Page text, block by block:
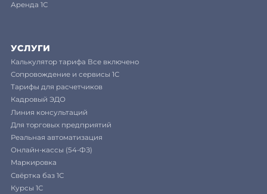
Аренда 1С
УСЛУГИ
Калькулятор тарифа Все включено
Сопровождение и сервисы 1С
Тарифы для расчетчиков
Кадровый ЭДО
Линия консультаций
Для торговых предприятий
Реальная автоматизация
Онлайн-кассы (54-ФЗ)
Маркировка
Свёртка баз 1С
Курсы 1С